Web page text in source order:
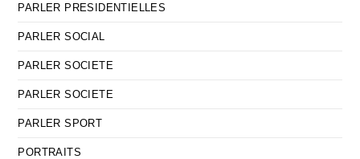
PARLER PRESIDENTIELLES
PARLER SOCIAL
PARLER SOCIETE
PARLER SOCIETE
PARLER SPORT
PORTRAITS